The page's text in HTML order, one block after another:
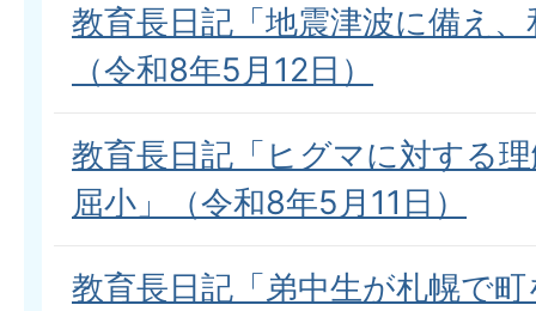
教育長日記「地震津波に備え
（令和8年5月12日）
教育長日記「ヒグマに対する
屈小」（令和8年5月11日）
教育長日記「弟中生が札幌で